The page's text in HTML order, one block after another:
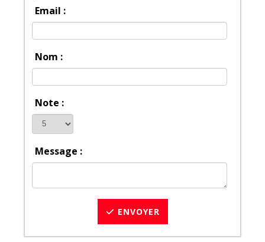
Email :
Nom :
Note :
Message :
ENVOYER